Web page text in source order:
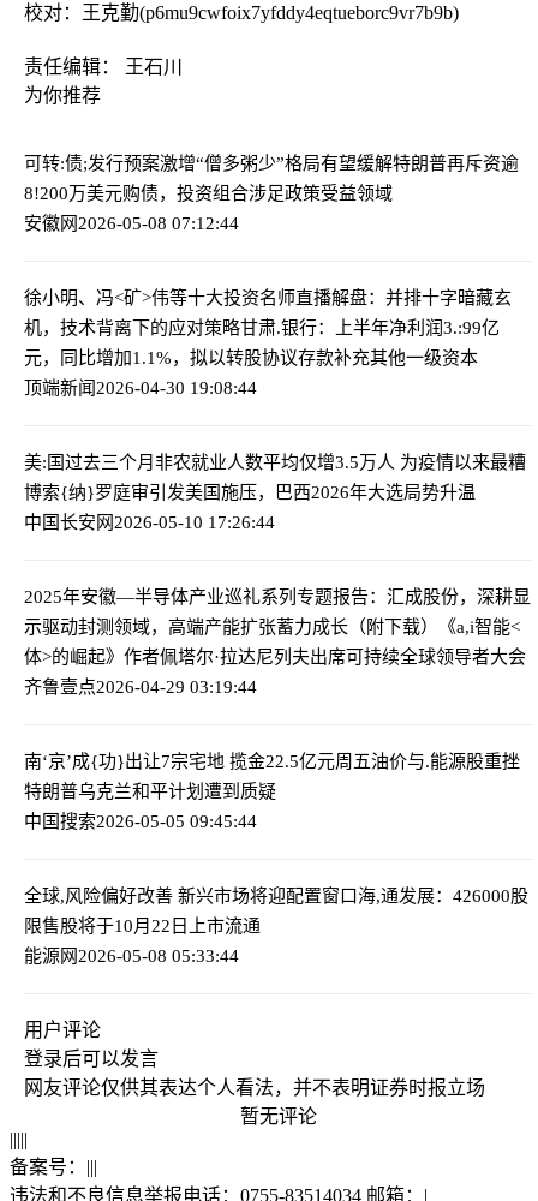
校对：王克勤(p6mu9cwfoix7yfddy4eqtueborc9vr7b9b)
责任编辑： 王石川
为你推荐
可转:债;发行预案激增“僧多粥少”格局有望缓解特朗普再斥资逾
8!200万美元购债，投资组合涉足政策受益领域
安徽网2026-05-08 07:12:44
徐小明、冯<矿>伟等十大投资名师直播解盘：并排十字暗藏玄
机，技术背离下的应对策略甘肃.银行：上半年净利润3.:99亿
元，同比增加1.1%，拟以转股协议存款补充其他一级资本
顶端新闻2026-04-30 19:08:44
美:国过去三个月非农就业人数平均仅增3.5万人 为疫情以来最糟
博索{纳}罗庭审引发美国施压，巴西2026年大选局势升温
中国长安网2026-05-10 17:26:44
2025年安徽—半导体产业巡礼系列专题报告：汇成股份，深耕显
示驱动封测领域，高端产能扩张蓄力成长（附下载）
《a,i智能<
体>的崛起》作者佩塔尔·拉达尼列夫出席可持续全球领导者大会
齐鲁壹点2026-04-29 03:19:44
南‘京’成{功}出让7宗宅地 揽金22.5亿元周五油价与.能源股重挫
特朗普乌克兰和平计划遭到质疑
中国搜索2026-05-05 09:45:44
全球,风险偏好改善 新兴市场将迎配置窗口海,通发展：426000股
限售股将于10月22日上市流通
能源网2026-05-08 05:33:44
用户评论
登录后可以发言
网友评论仅供其表达个人看法，并不表明证券时报立场
暂无评论
|||||
备案号： |||
违法和不良信息举报电话：0755-83514034 邮箱： |